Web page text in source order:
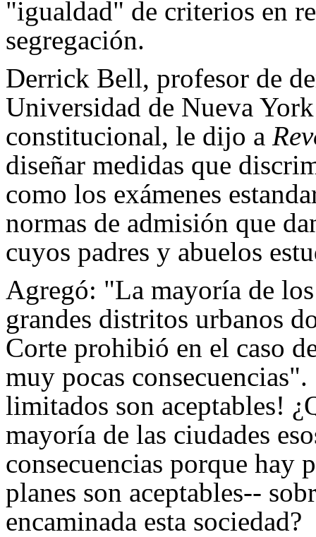
"igualdad" de criterios en
segregación.
Derrick Bell, profesor de
Universidad de Nueva
constitucional, le dijo a
diseñar medidas que
como los exámenes
normas de admisión que
cuyos padres y abuelos
Agregó: "La mayoría de
grandes distritos urbanos
Corte prohibió en el caso
muy pocas
limitados son aceptables!
mayoría de las ciudades
consecuencias porque
planes son aceptables--
encaminada esta sociedad?